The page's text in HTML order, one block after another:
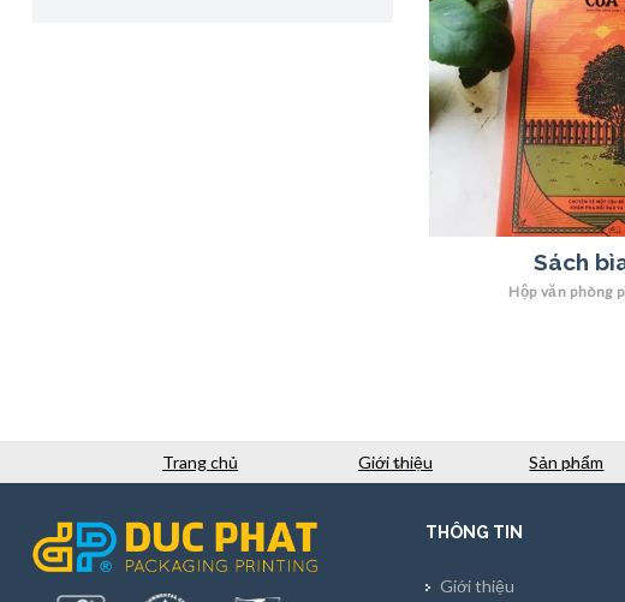
Hộp văn phòng
Sách
Trang chủ Giới thiệu Sản phẩm
THÔNG TIN
Giới thiệu